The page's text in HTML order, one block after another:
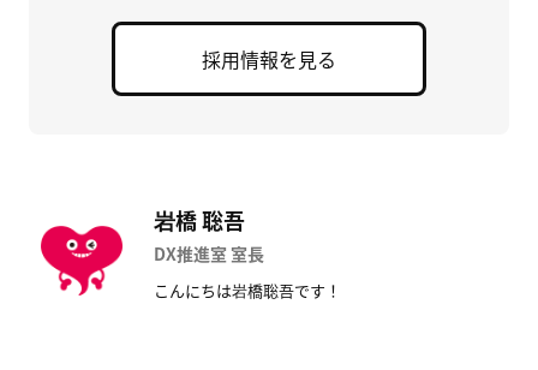
採用情報を見る
岩橋 聡吾
DX推進室 室長
こんにちは岩橋聡吾です！